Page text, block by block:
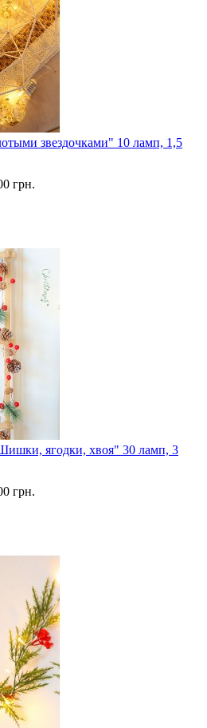
звездочками" 10 ламп, 1,5
грн.
ягодки, хвоя" 30 ламп, 3
грн.